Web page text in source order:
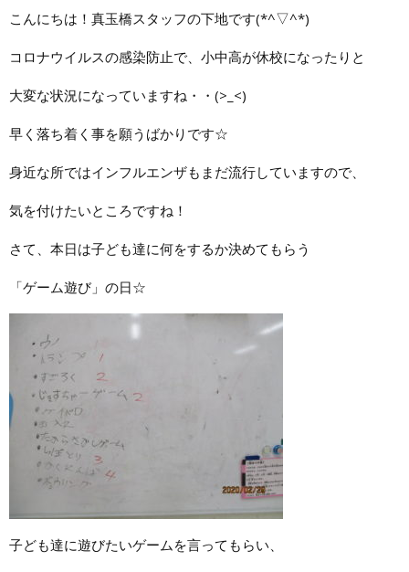
こんにちは！真玉橋スタッフの下地です(*^▽^*)
コロナウイルスの感染防止で、小中高が休校になったりと
大変な状況になっていますね・・(>_<)
早く落ち着く事を願うばかりです☆
身近な所ではインフルエンザもまだ流行していますので、
気を付けたいところですね！
さて、本日は子ども達に何をするか決めてもらう
「ゲーム遊び」の日☆
子ども達に遊びたいゲームを言ってもらい、